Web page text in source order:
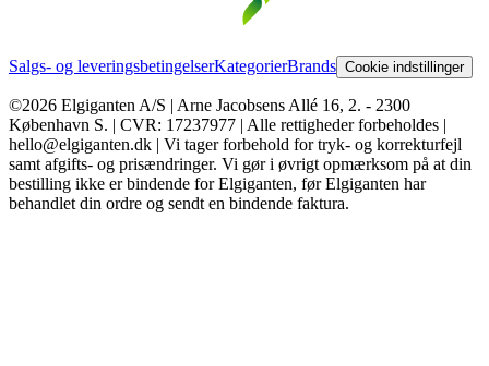
Salgs- og leveringsbetingelserKategorierBrands Cookie indstillinger
©2026 Elgiganten A/S | Arne Jacobsens Allé 16, 2. - 2300
København S. | CVR: 17237977 | Alle rettigheder forbeholdes |
hello@elgiganten.dk | Vi tager forbehold for tryk- og korrekturfejl
samt afgifts- og prisændringer. Vi gør i øvrigt opmærksom på at din
bestilling ikke er bindende for Elgiganten, før Elgiganten har
behandlet din ordre og sendt en bindende faktura.